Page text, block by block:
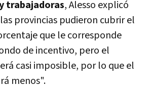
trabajadoras, Alesso explicó
provincias pudieron cubrir el
que le corresponde
de incentivo, pero el
casi imposible, por lo que el
menos".